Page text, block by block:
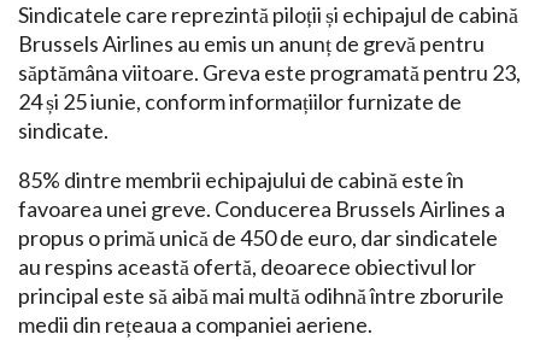
Sindicatele care reprezintă piloții și echipajul de cabină
Brussels Airlines au emis un anunț de grevă pentru
săptămâna viitoare. Greva este programată pentru 23,
24 și 25 iunie, conform informațiilor furnizate de
sindicate.
85% dintre membrii echipajului de cabină este în
favoarea unei greve. Conducerea Brussels Airlines a
propus o primă unică de 450 de euro, dar sindicatele
au respins această ofertă, deoarece obiectivul lor
principal este să aibă mai multă odihnă între zborurile
medii din rețeaua a companiei aeriene.